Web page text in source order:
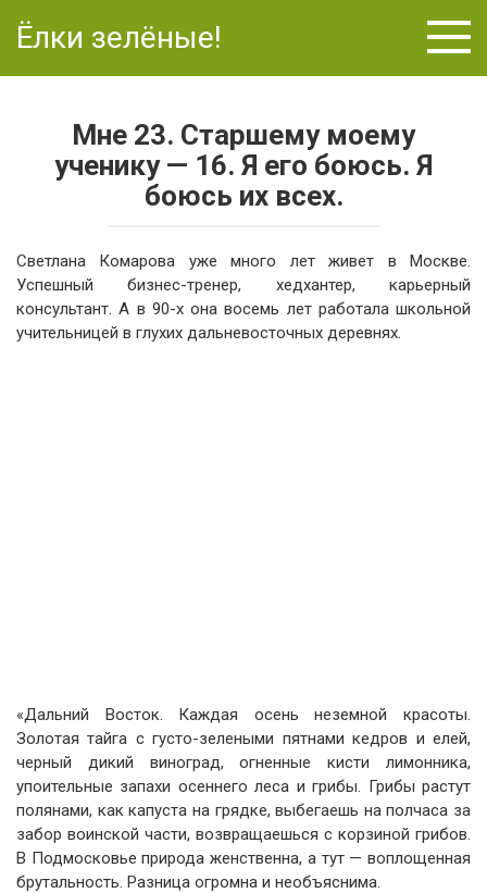
Ёлки зелёные!
Мне 23. Старшему моему
ученику — 16. Я его боюсь. Я
боюсь их всех.
Светлана Комарова уже много лет живет в Москве.
Успешный бизнес-тренер, хедхантер, карьерный
консультант. А в 90-х она восемь лет работала школьной
учительницей в глухих дальневосточных деревнях.
«Дальний Восток. Каждая осень неземной красоты.
Золотая тайга с густо-зелеными пятнами кедров и елей,
черный дикий виноград, огненные кисти лимонника,
упоительные запахи осеннего леса и грибы. Грибы растут
полянами, как капуста на грядке, выбегаешь на полчаса за
забор воинской части, возвращаешься с корзиной грибов.
В Подмосковье природа женственна, а тут — воплощенная
брутальность. Разница огромна и необъяснима.